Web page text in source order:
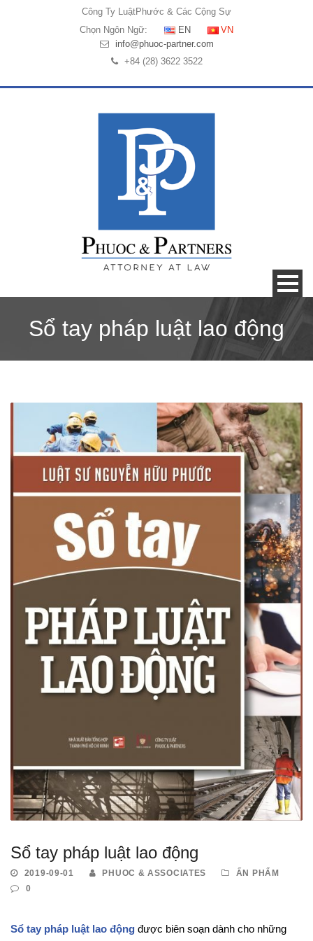
Công Ty LuậtPhước & Các Cộng Sự
Chọn Ngôn Ngữ:
EN
VN
info@phuoc-partner.com
+84 (28) 3622 3522
Sổ tay pháp luật lao động
Sổ tay pháp luật lao động
2019-09-01 PHUOC & ASSOCIATES
ẤN PHẨM
0
Sổ tay pháp luật lao động được biên soạn dành cho những